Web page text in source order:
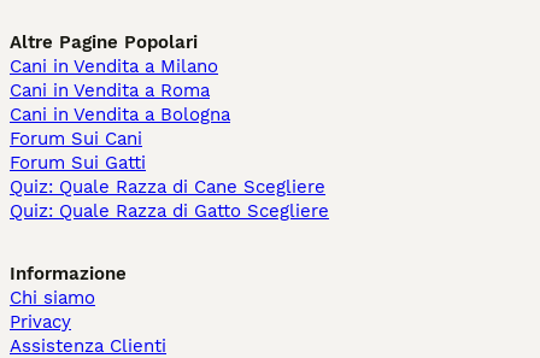
Altre Pagine Popolari
Cani in Vendita a Milano
Cani in Vendita a Roma
Cani in Vendita a Bologna
Forum Sui Cani
Forum Sui Gatti
Quiz: Quale Razza di Cane Scegliere
Quiz: Quale Razza di Gatto Scegliere
Informazione
Chi siamo
Privacy
Assistenza Clienti